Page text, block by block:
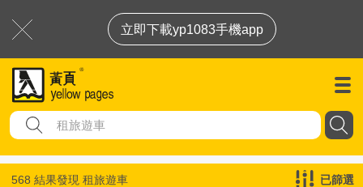
立即下載yp1083手機app
568 結果發現 租旅遊車 已篩選